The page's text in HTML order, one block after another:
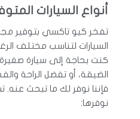
أنواع السيارات
تفخر كيو تاكسي بتوفير
السيارات لتناسب مختلف
كنت بحاجة إلى سيارة
الضيقة، أو تفضل الراحة
فإننا نوفر لك ما تبحث عنه.
نوفرها: